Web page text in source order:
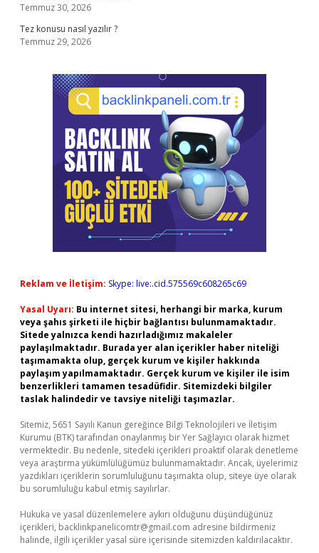
Temmuz 30, 2026
Tez konusu nasıl yazılır ?
Temmuz 29, 2026
Reklam ve İletişim: Skype: live:.cid.575569c608265c69
Yasal Uyarı: Bu internet sitesi, herhangi bir marka, kurum
veya şahıs şirketi ile hiçbir bağlantısı bulunmamaktadır.
Sitede yalnızca kendi hazırladığımız makaleler
paylaşılmaktadır. Burada yer alan içerikler haber niteliği
taşımamakta olup, gerçek kurum ve kişiler hakkında
paylaşım yapılmamaktadır. Gerçek kurum ve kişiler ile isim
benzerlikleri tamamen tesadüfidir. Sitemizdeki bilgiler
taslak halindedir ve tavsiye niteliği taşımazlar.
Sitemiz, 5651 Sayılı Kanun gereğince Bilgi Teknolojileri ve İletişim
Kurumu (BTK) tarafından onaylanmış bir Yer Sağlayıcı olarak hizmet
vermektedir. Bu nedenle, sitedeki içerikleri proaktif olarak denetleme
veya araştırma yükümlülüğümüz bulunmamaktadır. Ancak, üyelerimiz
yazdıkları içeriklerin sorumluluğunu taşımakta olup, siteye üye olarak
bu sorumluluğu kabul etmiş sayılırlar.
Hukuka ve yasal düzenlemelere aykırı olduğunu düşündüğünüz
içerikleri, backlinkpanelicomtr@gmail.com adresine bildirmeniz
halinde, ilgili içerikler yasal süre içerisinde sitemizden kaldırılacaktır.